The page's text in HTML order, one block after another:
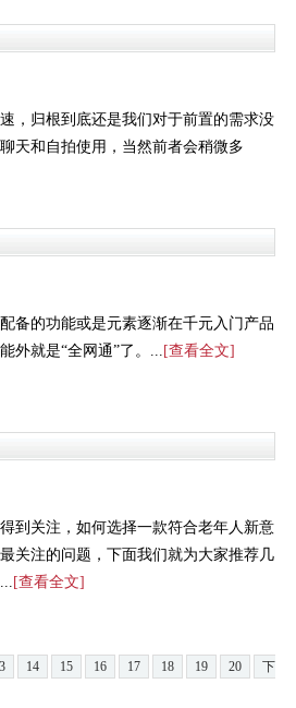
，归根到底还是我们对于前置的需求没
天和自拍使用，当然前者会稍微多
备的功能或是元素逐渐在千元入门产品
外就是“全网通”了。...[查看全文]
到关注，如何选择一款符合老年人新意
关注的问题，下面我们就为大家推荐几
[查看全文]
14 15 16 17 18 19 20
下